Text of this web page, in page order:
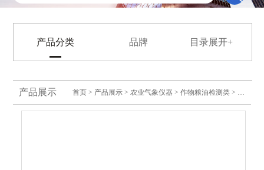
产品分类 品牌 目录展开+
产品展示 首页 > 产品展示 >农业气象仪器 >作物粮油检测类 > 绿博锤式旋风磨